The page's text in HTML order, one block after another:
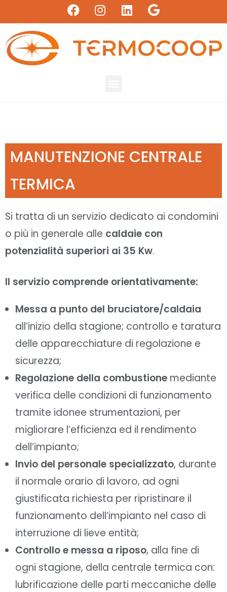
MANUTENZIONE CENTRALE
TERMICA
Si tratta di un servizio dedicato ai condomini
o più in generale alle caldaie con
potenzialità superiori ai 35 Kw.
Il servizio comprende orientativamente:
Messa a punto del bruciatore/caldaia
all’inizio della stagione; controllo e taratura
delle apparecchiature di regolazione e
sicurezza;
Regolazione della combustione mediante
verifica delle condizioni di funzionamento
tramite idonee strumentazioni, per
migliorare l’efficienza ed il rendimento
dell’impianto;
Invio del personale specializzato, durante
il normale orario di lavoro, ad ogni
giustificata richiesta per ripristinare il
funzionamento dell’impianto nel caso di
interruzione di lieve entità;
Controllo e messa a riposo, alla fine di
ogni stagione, della centrale termica con:
lubrificazione delle parti meccaniche delle